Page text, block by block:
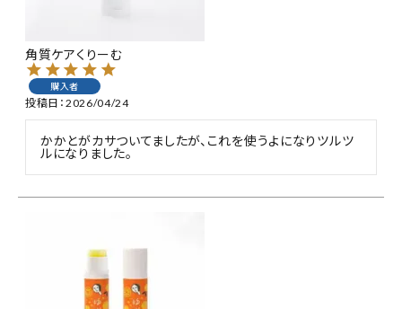
お知らせ
ご利用ガイド
お客さま向け窓口(お問い合わせ)
メディアさま向け窓口
角質ケアくりーむ
購入者
投稿日 2026/04/24
かかとがカサついてましたが、これを使うよになりツルツ
ルになりました。